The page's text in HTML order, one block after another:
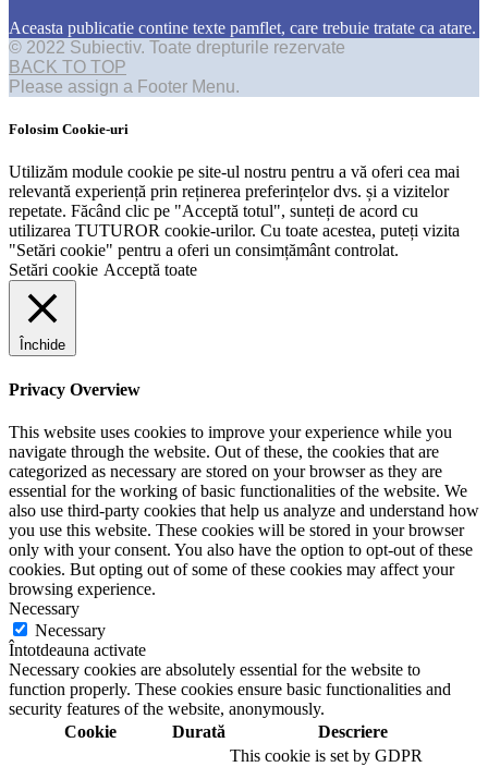
Aceasta publicatie contine texte pamflet, care trebuie tratate ca atare.
© 2022 Subiectiv. Toate drepturile rezervate
BACK TO TOP
Please assign a Footer Menu.
Folosim Cookie-uri
Utilizăm module cookie pe site-ul nostru pentru a vă oferi cea mai
relevantă experiență prin reținerea preferințelor dvs. și a vizitelor
repetate. Făcând clic pe "Acceptă totul", sunteți de acord cu
utilizarea TUTUROR cookie-urilor. Cu toate acestea, puteți vizita
"Setări cookie" pentru a oferi un consimțământ controlat.
Setări cookie Acceptă toate
Închide
Privacy Overview
This website uses cookies to improve your experience while you
navigate through the website. Out of these, the cookies that are
categorized as necessary are stored on your browser as they are
essential for the working of basic functionalities of the website. We
also use third-party cookies that help us analyze and understand how
you use this website. These cookies will be stored in your browser
only with your consent. You also have the option to opt-out of these
cookies. But opting out of some of these cookies may affect your
browsing experience.
Necessary
Necessary
Întotdeauna activate
Necessary cookies are absolutely essential for the website to
function properly. These cookies ensure basic functionalities and
security features of the website, anonymously.
Cookie
Durată Descriere
This cookie is set by GDPR